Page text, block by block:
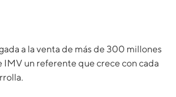
a la venta de más de 300 millones
IMV un referente que crece con cada